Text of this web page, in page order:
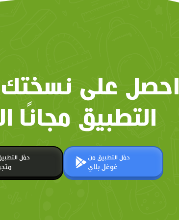
احصل على
التطبيق مجانًا
حمّل حمّل التطبيق من
غوغل بلاي